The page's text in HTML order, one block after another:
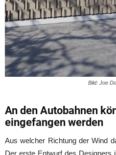
Bild: Joe
An den Autobahnen
eingefangen werden
Aus welcher Richtung der Wind
Der erste Entwurf des Designers